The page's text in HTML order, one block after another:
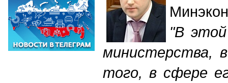
"В
министерства,
того, в сфере